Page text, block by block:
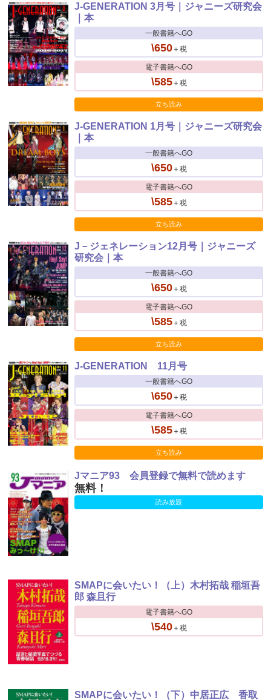
J-GENERATION 3月号｜ジャニーズ研究会
｜本
一般書籍へGO
\650＋税
電子書籍へGO
\585＋税
立ち読み
J-GENERATION 1月号｜ジャニーズ研究会
｜本
一般書籍へGO
\650＋税
電子書籍へGO
\585＋税
立ち読み
J－ジェネレーション12月号｜ジャニーズ
研究会｜本
一般書籍へGO
\650＋税
電子書籍へGO
\585＋税
立ち読み
J-GENERATION 11月号
一般書籍へGO
\650＋税
電子書籍へGO
\585＋税
立ち読み
Jマニア93 会員登録で無料で読めます
無料！
読み放題
SMAPに会いたい！（上）木村拓哉 稲垣吾
郎 森且行
電子書籍へGO
\540＋税
SMAPに会いたい！（下）中居正広 香取